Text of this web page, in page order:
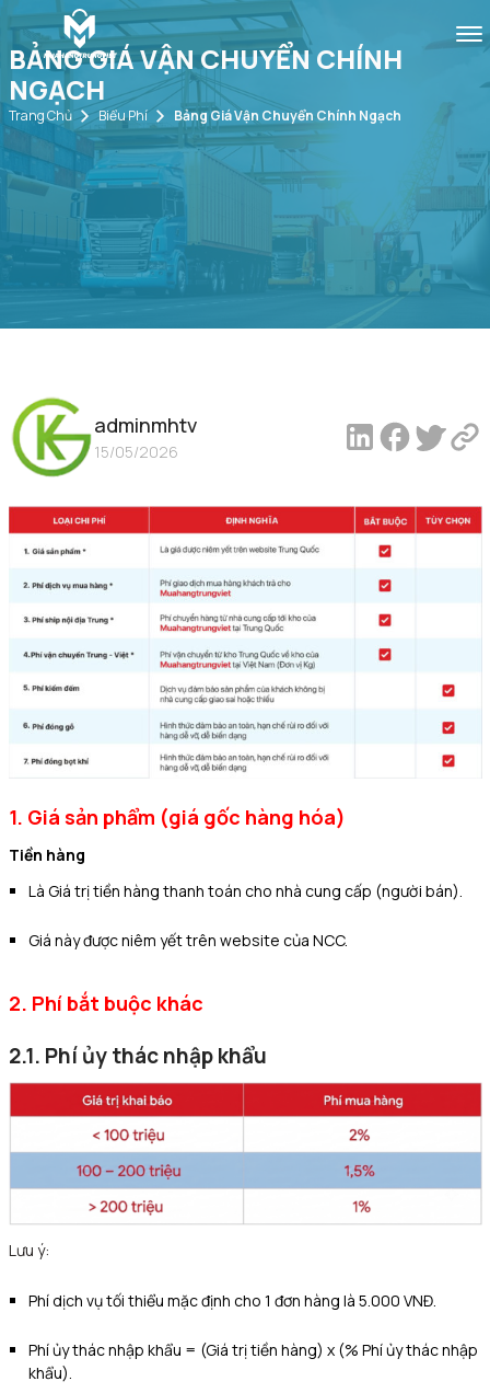
BẢNG GIÁ VẬN CHUYỂN CHÍNH
NGẠCH
Trang Chủ Biểu Phí Bảng Giá Vận Chuyển Chính Ngạch
adminmhtv
15/05/2026
1. Giá sản phẩm (giá gốc hàng hóa)
Tiền hàng
Là Giá trị tiền hàng thanh toán cho nhà cung cấp (người bán).
Giá này được niêm yết trên website của NCC.
2. Phí bắt buộc khác
2.1. Phí ủy thác nhập khẩu
Lưu ý:
Phí dịch vụ tối thiểu mặc định cho 1 đơn hàng là 5.000 VNĐ.
Phí ủy thác nhập khẩu = (Giá trị tiền hàng) x (% Phí ủy thác nhập
khẩu).